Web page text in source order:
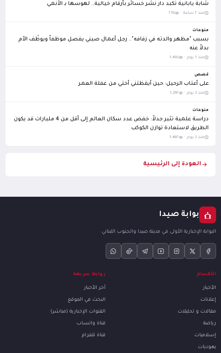
شابة يابانية تكبد دار نشر خسائر بأرقام خيالية.. لهوسها بـ الأنمي
منذ 7 ساعة · 718
منوعات
بسبب "مظهر والدته في زفافه".. رجل أعمال صيني يفصل موظفاً ويوظّف الأم
بدلاً عنه
منذ 1 يوم · 1,492
قصص
على أعتاب الرحيل: حين أيقظتني أختي من غفلة العمر
منذ 2 يوم · 1,297
منوعات
دراسة علمية تثير جدلاً: خفض عدد سكان العالم إلى أقل من 4 مليارات قد يكون
الطريق لاستعادة توازن الكوكب
منذ 2 يوم · 1,467
العودة إلى الرئيسية
بوابة صيدا
البوابة الإخبارية الأولى في مدينة صيدا والجنوب اللبناني
الأقسام
الأخبار
إعلانات
مقالات و تحليلات
رياضة
إسلاميات
يهوديات
روابط سريعة
آخر الأخبار
البحث في الموقع
القنوات الإخبارية (مباشر)
قناة واتساب
قناة تلغرام